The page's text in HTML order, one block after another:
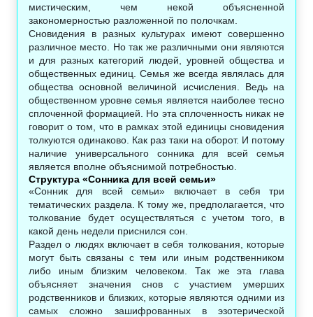
мистическим, чем некой объясненной
закономерностью разложенной по полочкам.
Сновидения в разных культурах имеют совершенно
различное место. Но так же различными они являются
и для разных категорий людей, уровней общества и
общественных единиц. Семья же всегда являлась для
общества основной величиной исчисления. Ведь на
общественном уровне семья является наиболее тесно
сплоченной формацией. Но эта сплоченность никак не
говорит о том, что в рамках этой единицы сновидения
толкуются одинаково. Как раз таки на оборот. И потому
наличие универсального сонника для всей семья
является вполне объяснимой потребностью.
Структура «Сонника для всей семьи»
«Сонник для всей семьи» включает в себя три
тематических раздела. К тому же, предполагается, что
толкование будет осуществляться с учетом того, в
какой день недели приснился сон.
Раздел о людях включает в себя толкования, которые
могут быть связаны с тем или иным родственником
либо иным близким человеком. Так же эта глава
объясняет значения снов с участием умерших
родственников и близких, которые являются одними из
самых сложно зашифрованных в эзотерической